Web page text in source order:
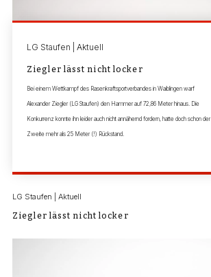
LG Staufen | Aktuell
Ziegler lässt nicht locker
Bei einem Wettkampf des Rasenkraftsportverbandes in Waiblingen warf
Alexander Ziegler (LG Staufen) den Hammer auf 72,86 Meter hinaus. Die
Konkurrenz konnte ihn leider auch nicht annähernd fordern, hatte doch schon der
Zweite mehr als 25 Meter (!) Rückstand.
LG Staufen | Aktuell
Ziegler lässt nicht locker